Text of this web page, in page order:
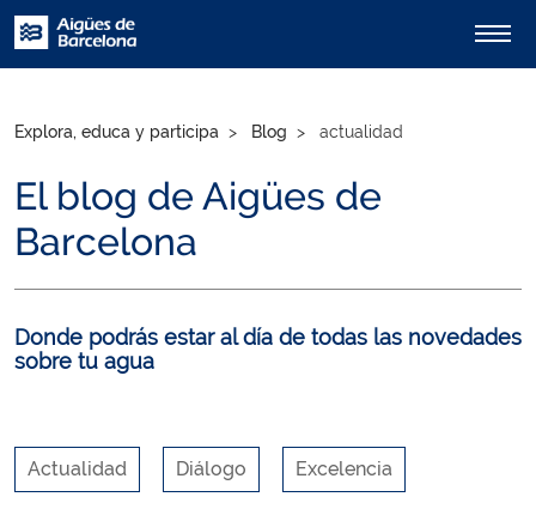
Explora, educa y participa Blog actualidad
El blog de Aigües de
Barcelona
Donde podrás estar al día de todas las novedades
sobre tu agua
Actualidad Diálogo Excelencia